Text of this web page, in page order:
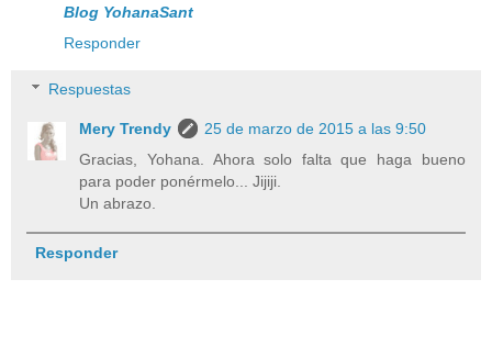
Blog YohanaSant
Responder
Respuestas
Mery Trendy
25 de marzo de 2015 a las 9:50
Gracias, Yohana. Ahora solo falta que haga bueno
para poder ponérmelo... Jijiji.
Un abrazo.
Responder